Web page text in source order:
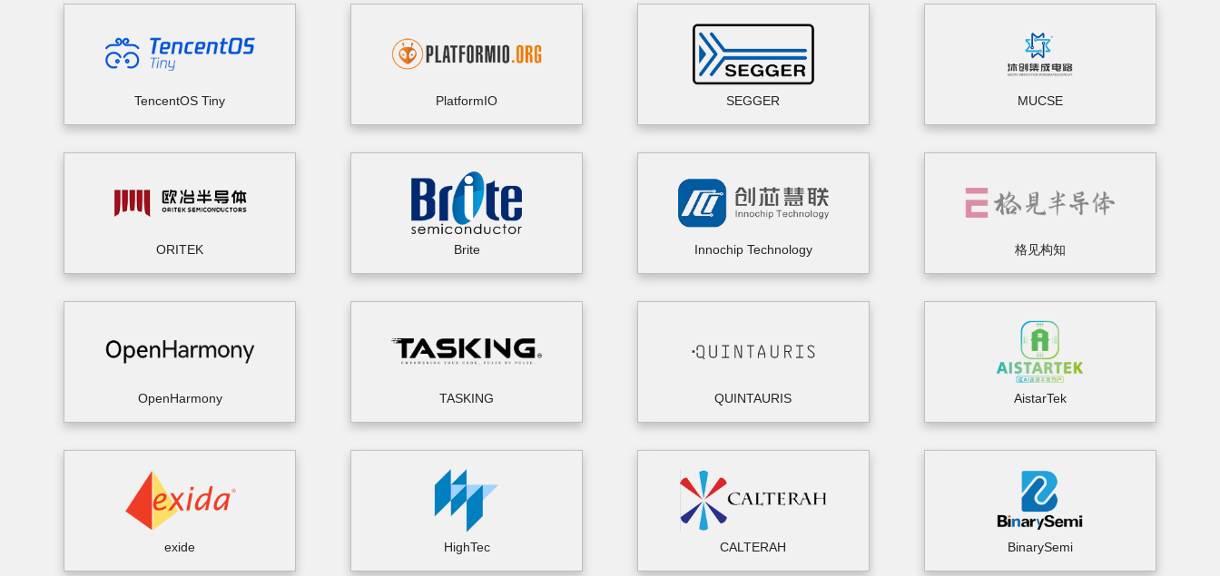
TencentOS Tiny PlatformIO SEGGER MUCSE
ORITEK Brite Innochip Technology 格见构知
OpenHarmony TASKING QUINTAURIS AistarTek
exide HighTec CALTERAH BinarySemi